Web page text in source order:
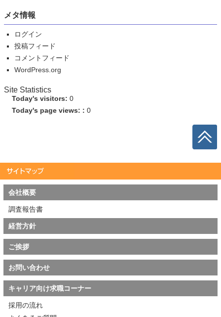
メタ情報
ログイン
投稿フィード
コメントフィード
WordPress.org
Site Statistics
Today's visitors: 0
Today's page views: : 0
会社概要
調査報告書
経営方針
ご挨拶
お問い合わせ
キャリア向け求職コーナー
採用の流れ